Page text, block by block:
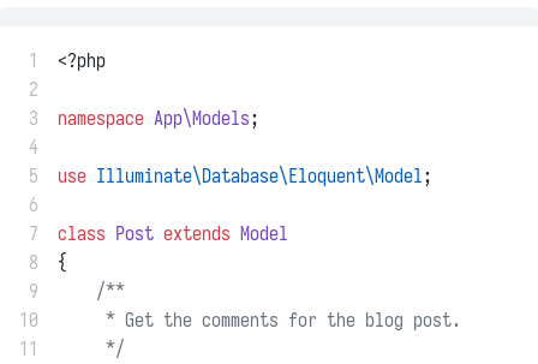
1
<?php
2
3
namespace App\Models;
4
5
use Illuminate\Database\Eloquent\Model;
6
7
class Post extends Model
8
{
9
/**
10
     * Get the comments for the blog post.
11
     */